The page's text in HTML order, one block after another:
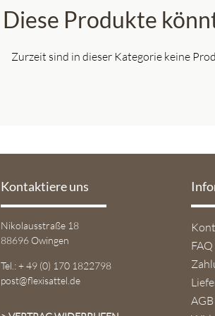
Diese Produkte
Zurzeit sind in dieser Kategorie keine
Kontaktiere uns
Nikolausstraße 18
88696 Owingen
Tel.: + 49 (0) 170 1822798
post@flexisattel.de
FAQ
AGB